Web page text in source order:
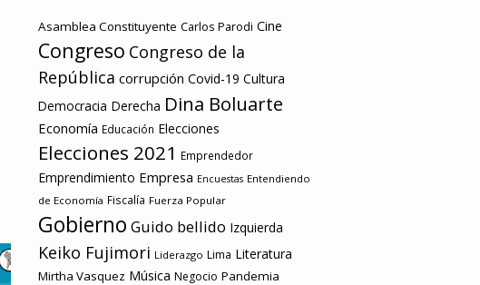
Asamblea Constituyente Carlos Parodi Cine
Congreso Congreso de la
República corrupción Covid-19 Cultura
Democracia Derecha Dina Boluarte
Economía Educación Elecciones
Elecciones 2021 Emprendedor
Emprendimiento Empresa Encuestas Entendiendo
de Economía Fiscalía Fuerza Popular
Gobierno Guido bellido Izquierda
Keiko Fujimori Liderazgo Lima Literatura
Mirtha Vasquez Música Negocio Pandemia